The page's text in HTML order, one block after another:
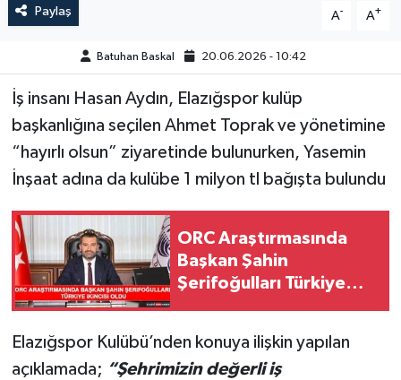
Paylaş A- A+
Batuhan Baskal 20.06.2026 - 10:42
İş insanı Hasan Aydın, Elazığspor kulüp
başkanlığına seçilen Ahmet Toprak ve yönetimine
“hayırlı olsun” ziyaretinde bulunurken, Yasemin
İnşaat adına da kulübe 1 milyon tl bağışta bulundu
ORC Araştırmasında
Başkan Şahin
Şerifoğulları Türkiye
Elazığspor Kulübü’nden konuya ilişkin yapılan
açıklamada; “Şehrimizin değerli iş
POLİTİKA
SAĞLIK
SİYASET
SPOR
TEKNOLOJİ
YAŞAM